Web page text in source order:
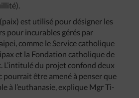
est utilisé pour désigner les
pour incurables gérés par
comme le Service catholique
et la Fondation catholique de
L’intitulé du projet confond deux
pourrait être amené à penser que
à l’euthanasie, explique Mgr Ti-